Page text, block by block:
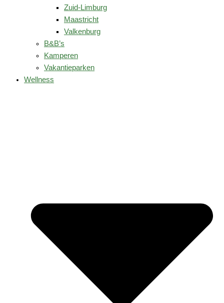
Zuid-Limburg
Maastricht
Valkenburg
B&B’s
Kamperen
Vakantieparken
Wellness